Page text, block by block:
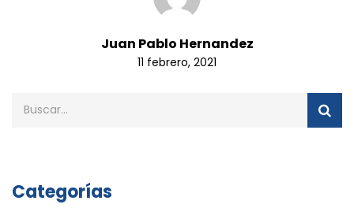
Juan Pablo Hernandez
11 febrero, 2021
Categorías